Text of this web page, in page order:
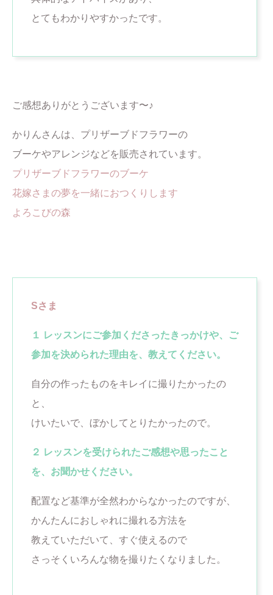
とてもわかりやすかったです。
ご感想ありがとうございます〜♪
かりんさんは、プリザーブドフラワーの
ブーケやアレンジなどを販売されています。
プリザーブドフラワーのブーケ
花嫁さまの夢を一緒におつくりします
よろこびの森
Sさま
１ レッスンにご参加くださったきっかけや、ご
参加を決められた理由を、教えてください。
自分の作ったものをキレイに撮りたかったの
と、
けいたいで、ぼかしてとりたかったので。
２ レッスンを受けられたご感想や思ったこと
を、お聞かせください。
配置など基準が全然わからなかったのですが、
かんたんにおしゃれに撮れる方法を
教えていただいて、すぐ使えるので
さっそくいろんな物を撮りたくなりました。